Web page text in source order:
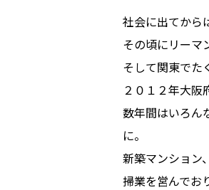
社会に出てから
その頃にリーマ
そして関東でた
２０１２年大阪
数年間はいろん
に。
新築マンション
掃業を営んでお